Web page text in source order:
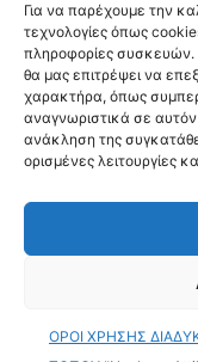
Για να παρέχουμε την
τεχνολογίες όπως
πληροφορίες συσκευών.
θα μας επιτρέψει να
χαρακτήρα, όπως
αναγνωριστικά σε
ανάκληση της
ορισμένες λειτουργίες
ΟΡΟΙ ΧΡΗΣΗΣ
Videos
© Copyright 2026